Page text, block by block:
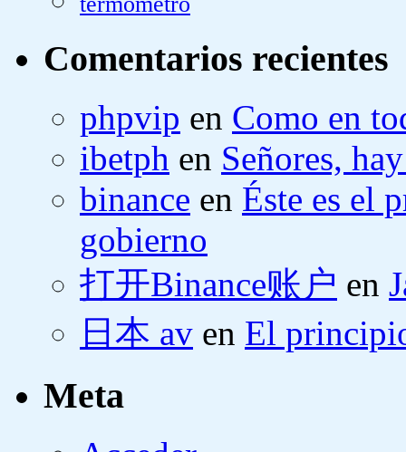
Comentarios recientes
phpvip en Como en
ibetph en Señores,
binance en Éste es el
gobierno
打开Binance账户 en
日本 av en El
Meta